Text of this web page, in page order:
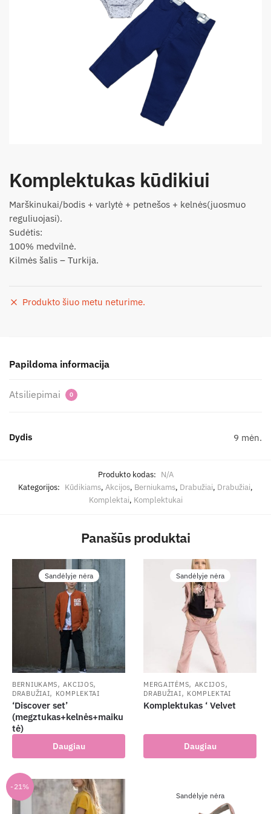
Komplektukas kūdikiui
Marškinukai/bodis + varlytė + petnešos + kelnės(juosmuo
reguliuojasi).
Sudėtis:
100% medvilnė.
Kilmės šalis – Turkija.
Produkto šiuo metu neturime.
Papildoma informacija
Atsiliepimai 0
Dydis 9 mėn.
Produkto kodas: N/A
Kategorijos: Kūdikiams, Akcijos, Berniukams, Drabužiai, Drabužiai,
Komplektai, Komplektukai
Panašūs produktai
Sandėlyje nėra
BERNIUKAMS,AKCIJOS,
DRABUŽIAI, KOMPLEKTAI
‘Discover set’
(megztukas+kelnės+maiku
tė)
Daugiau
Sandėlyje nėra
MERGAITĖMS, AKCIJOS,
DRABUŽIAI, KOMPLEKTAI
Komplektukas ‘ Velvet
Daugiau
-21%
Sandėlyje nėra